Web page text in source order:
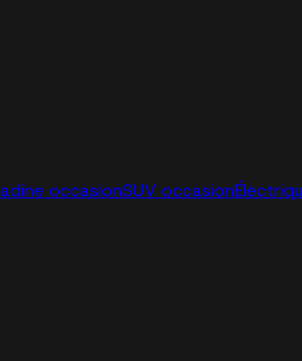
occasionSUV occasion